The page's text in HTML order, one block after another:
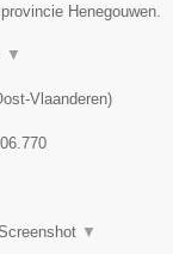
Henegouwen.
▼
Vlaanderen)
▼